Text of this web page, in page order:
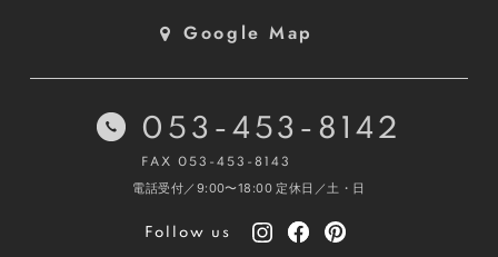
Google Map
053-453-8142
FAX 053-453-8143
電話受付／9:00〜18:00 定休日／土・日
Follow us